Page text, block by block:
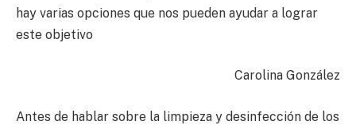
hay varias opciones que nos pueden ayudar a lograr
este objetivo
Carolina González
Antes de hablar sobre la limpieza y desinfección de los